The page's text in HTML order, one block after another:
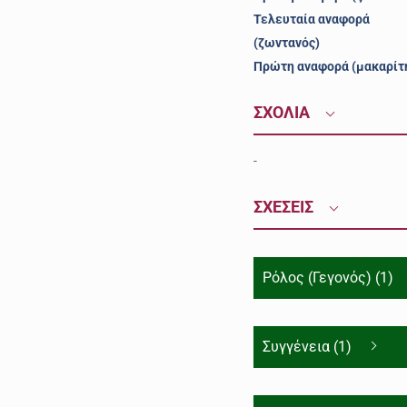
Τελευταία αναφορά
(ζωντανός)
Πρώτη αναφορά
ΣΧΟΛΙΑ
-
ΣΧΕΣΕΙΣ
Ρόλος (Γεγονός) (1)
Συγγένεια (1)